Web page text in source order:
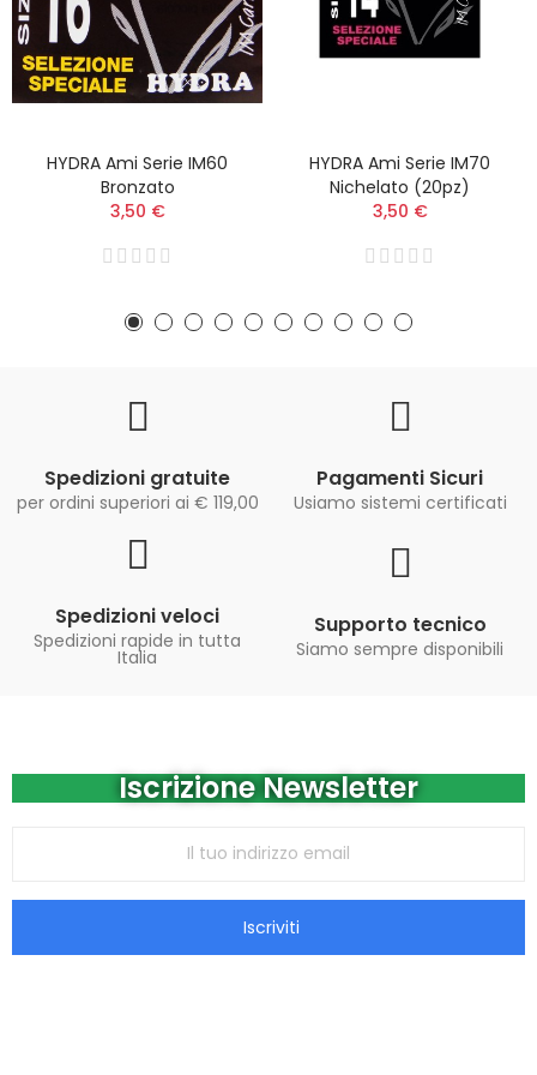
HYDRA Ami Serie IM60
Bronzato
3,50 €
HYDRA Ami Serie IM70
Nichelato (20pz)
3,50 €
Spedizioni gratuite
per ordini superiori ai € 119,00
Pagamenti Sicuri
Usiamo sistemi certificati
Spedizioni veloci
Spedizioni rapide in tutta
Italia
Supporto tecnico
Siamo sempre disponibili
Iscrizione Newsletter
Iscriviti